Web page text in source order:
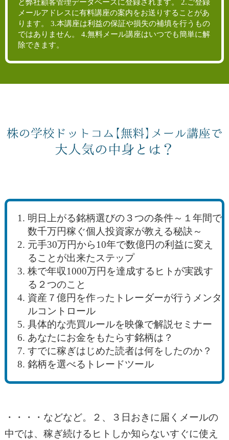
と弊社顧客管理データベースに登録されます。 2.ご登録
メールアドレスに有料講座の案内をお送りすることがあ
ります。 3.本講座は利益の保証や損失の補填を行うもの
ではありません。 4.無料メール講座はいつでも簡単に解
除できます。
明日上がる銘柄選びの３つの条件～１年間で
数千万円稼ぐ個人投資家が教える秘訣～
元手30万円から10年で数億円の利益に変え
ることが出来たステップ
株で年収1000万円を達成するヒトが実践す
る２つのこと
資産７億円を作ったトレーダーが行うメンタ
ルコントロール
具体的な売買ルールを映像で解説セミナー
あなたにお金をもたらす銘柄は？
すでに稼ぎはじめた読者は何をしたのか？
銘柄を選べるトレードツール
・・・・などなど。２、３日おきに届くメールの
中では、稼ぎ続けるヒトしか知らないすぐに使え